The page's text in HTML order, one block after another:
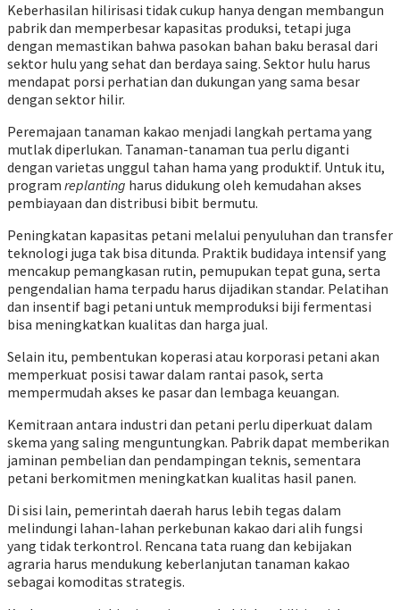
Keberhasilan hilirisasi tidak cukup hanya dengan membangun
pabrik dan memperbesar kapasitas produksi, tetapi juga
dengan memastikan bahwa pasokan bahan baku berasal dari
sektor hulu yang sehat dan berdaya saing. Sektor hulu harus
mendapat porsi perhatian dan dukungan yang sama besar
dengan sektor hilir.
Peremajaan tanaman kakao menjadi langkah pertama yang
mutlak diperlukan. Tanaman-tanaman tua perlu diganti
dengan varietas unggul tahan hama yang produktif. Untuk itu,
program replanting harus didukung oleh kemudahan akses
pembiayaan dan distribusi bibit bermutu.
Peningkatan kapasitas petani melalui penyuluhan dan transfer
teknologi juga tak bisa ditunda. Praktik budidaya intensif yang
mencakup pemangkasan rutin, pemupukan tepat guna, serta
pengendalian hama terpadu harus dijadikan standar. Pelatihan
dan insentif bagi petani untuk memproduksi biji fermentasi
bisa meningkatkan kualitas dan harga jual.
Selain itu, pembentukan koperasi atau korporasi petani akan
memperkuat posisi tawar dalam rantai pasok, serta
mempermudah akses ke pasar dan lembaga keuangan.
Kemitraan antara industri dan petani perlu diperkuat dalam
skema yang saling menguntungkan. Pabrik dapat memberikan
jaminan pembelian dan pendampingan teknis, sementara
petani berkomitmen meningkatkan kualitas hasil panen.
Di sisi lain, pemerintah daerah harus lebih tegas dalam
melindungi lahan-lahan perkebunan kakao dari alih fungsi
yang tidak terkontrol. Rencana tata ruang dan kebijakan
agraria harus mendukung keberlanjutan tanaman kakao
sebagai komoditas strategis.